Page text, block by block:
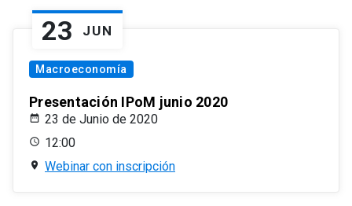
23 JUN
Macroeconomía
Presentación IPoM junio 2020
23 de Junio de 2020
12:00
Webinar con inscripción